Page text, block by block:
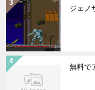
ジェノ
無料で